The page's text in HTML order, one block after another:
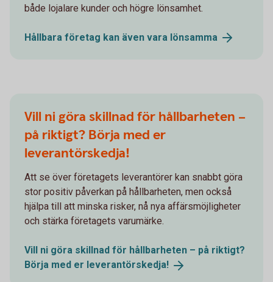
både lojalare kunder och högre lönsamhet.
Hållbara företag kan även vara lönsamma
Vill ni göra skillnad för hållbarheten –
på riktigt? Börja med er
leverantörskedja!
Att se över företagets leverantörer kan snabbt göra
stor positiv påverkan på hållbarheten, men också
hjälpa till att minska risker, nå nya affärsmöjligheter
och stärka företagets varumärke.
Vill ni göra skillnad för hållbarheten – på riktigt?
Börja med er leverantörskedja!